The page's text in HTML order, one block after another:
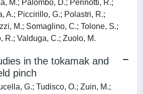
M.; Palombo, D.; Perinotti, R.;
A.; Piccirillo, G.; Polastri, R.;
M.; Somaglino, C.; Tolone, S.;
R.; Valduga, C.; Zuolo, M.
in the tokamak and
pinch
G.; Tudisco, O.; Zuin, M.;